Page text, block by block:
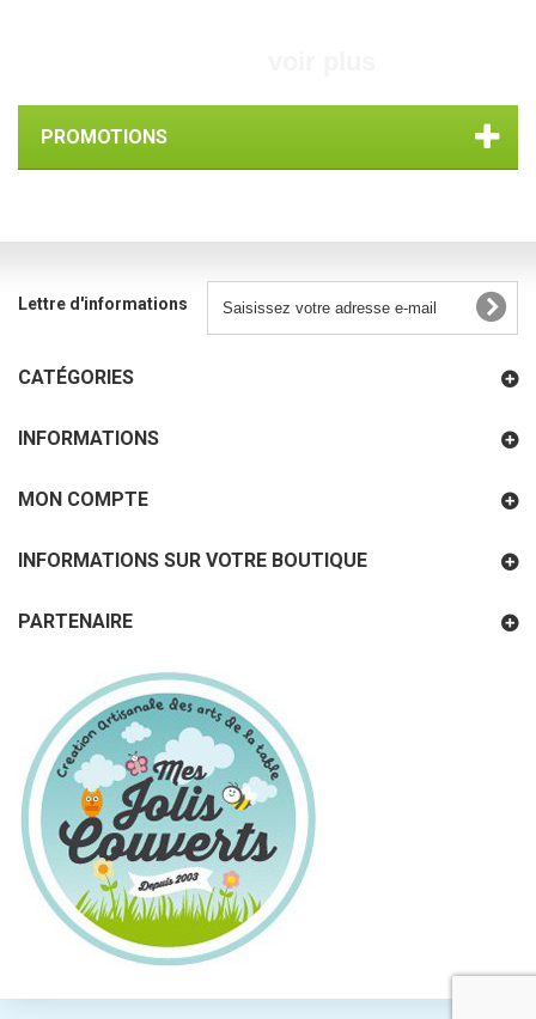
PROMOTIONS
Lettre d'informations
CATÉGORIES
INFORMATIONS
MON COMPTE
INFORMATIONS SUR VOTRE BOUTIQUE
PARTENAIRE